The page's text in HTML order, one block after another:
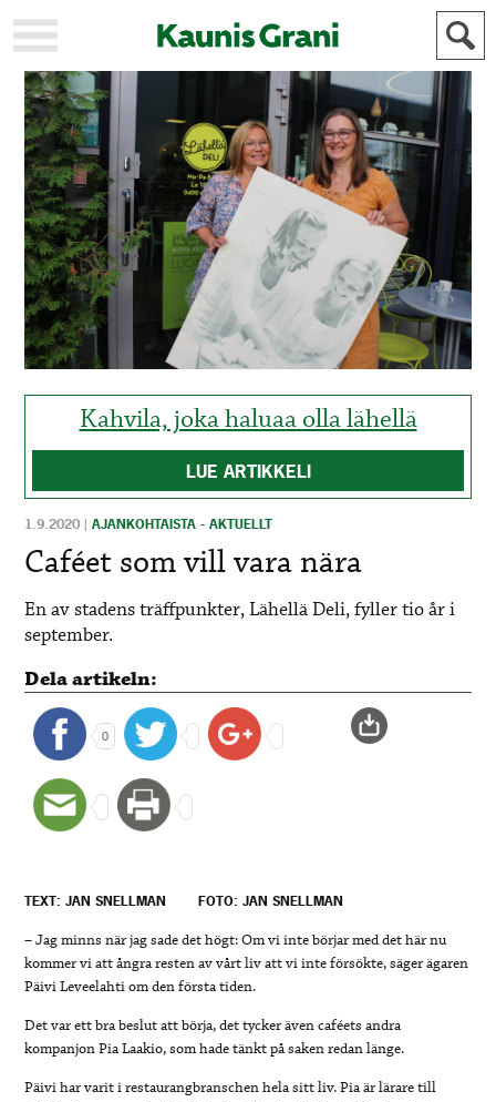
KAUPUNKI
AJANKOHTAISTA
AKTUELLT
URHEILU
IDROTT
KULTTUURI
KULTUR
HISTORIA
HISTORIA
YLEINEN
ALLMÄN
MAINOSTAJILLE
FÖR
ANNONSÖRER
Kahvila, joka haluaa olla lähellä
LUE ARTIKKELI
1.9.2020 |AJANKOHTAISTA - AKTUELLT
Caféet som vill vara nära
En av stadens träffpunkter, Lähellä Deli, fyller tio år i
september.
Dela artikeln:
0
TEXT: JAN SNELLMAN FOTO: JAN SNELLMAN
– Jag minns när jag sade det högt: Om vi inte börjar med det här nu
kommer vi att ångra resten av vårt liv att vi inte försökte, säger ägaren
Päivi Leveelahti om den första tiden.
Det var ett bra beslut att börja, det tycker även caféets andra
kompanjon Pia Laakio, som hade tänkt på saken redan länge.
Päivi har varit i restaurangbranschen hela sitt liv. Pia är lärare till